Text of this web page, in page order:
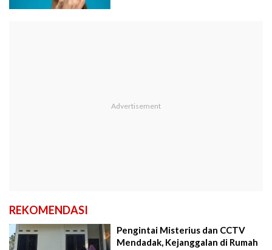
REKOMENDASI
Pengintai Misterius dan CCTV
Mendadak, Kejanggalan di Rumah